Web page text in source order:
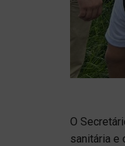
O
sanitária e